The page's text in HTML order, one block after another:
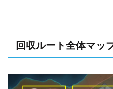
回収ルート全体マッ